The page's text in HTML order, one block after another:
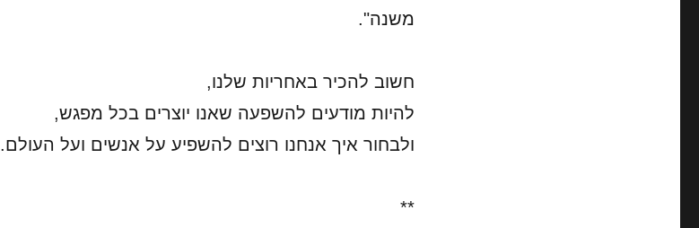
משנה".
חשוב להכיר באחריות שלנו,
להיות מודעים להשפעה שאנו יוצרים בכל מפגש,
ולבחור איך אנחנו רוצים להשפיע על אנשים ועל העולם.
**